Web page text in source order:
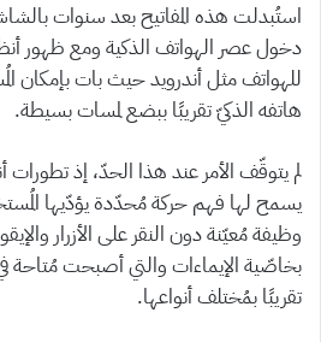
استُبدلت هذه المفاتيح بعد سنوات
دخول عصر الهواتف الذكية ومع ظهور
للهواتف مثل أندرويد حيث بات
هاتفه الذكيّ تقريبًا ببضع لمسات بسيطة.
لم يتوقّف الأمر عند هذا الحدّ، إذ
يسمح لها فهم حركة مُحدّدة يؤدّيها
وظيفة مُعيّنة دون النقر على الأزرار
بخاصّية الإيماءات والتي أصبحت مُتاحة
تقريبًا بمُختلف أنواعها.